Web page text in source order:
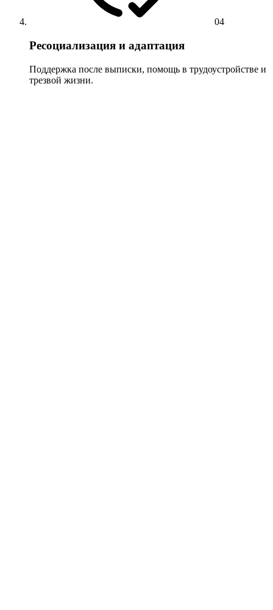
04
Ресоциализация и адаптация
Поддержка после выписки, помощь в трудоустройстве и
трезвой жизни.